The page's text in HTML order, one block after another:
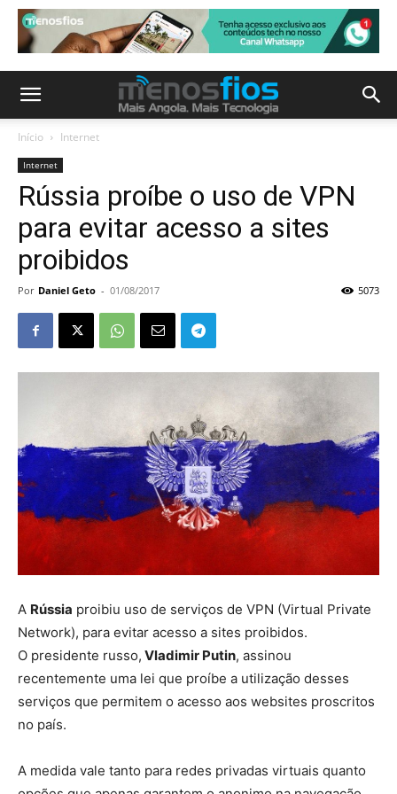
Início Internet
Internet
Rússia proíbe o uso de VPN
para evitar acesso a sites
proibidos
Por Daniel Geto - 01/08/2017 5073
A Rússia proibiu uso de serviços de VPN (Virtual Private
Network), para evitar acesso a sites proibidos.
O presidente russo, Vladimir Putin, assinou
recentemente uma lei que proíbe a utilização desses
serviços que permitem o acesso aos websites proscritos
no país.
A medida vale tanto para redes privadas virtuais quanto